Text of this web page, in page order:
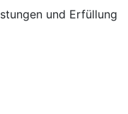
und Erfüllung